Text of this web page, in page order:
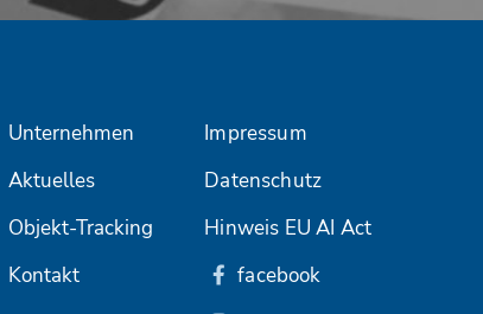
Unternehmen
Aktuelles
Objekt-Tracking
Kontakt
Impressum
Datenschutz
Hinweis EU AI Act
facebook